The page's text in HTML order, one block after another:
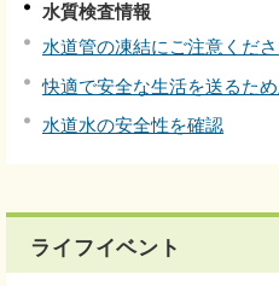
水質検査情報
水道管の凍結にご注意くだ
快適で安全な生活を送るた
水道水の安全性を確認
ライフイベント